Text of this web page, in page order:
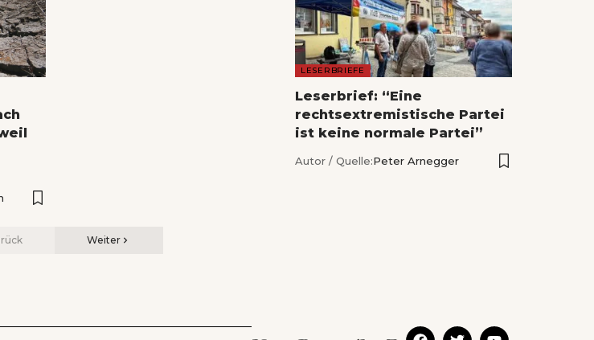
LESERBRIEFE
Leserbrief: “Eine
rechtsextremistische Partei
ist keine normale Partei”
Autor / Quelle:Peter Arnegger
Weiter